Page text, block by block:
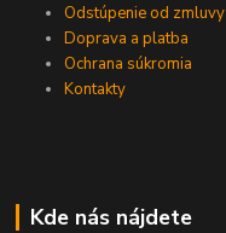
Odstúpenie od zmluvy
Doprava a platba
Ochrana súkromia
Kontakty
Kde nás nájdete